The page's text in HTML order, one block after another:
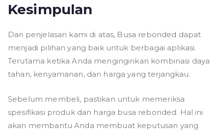
Kesimpulan
Dari penjelasan kami di atas, Busa rebonded dapat
menjadi pilihan yang baik untuk berbagai aplikasi.
Terutama ketika Anda menginginkan kombinasi daya
tahan, kenyamanan, dan harga yang terjangkau.
Sebelum membeli, pastikan untuk memeriksa
spesifikasi produk dan harga busa rebonded. Hal ini
akan membantu Anda membuat keputusan yang